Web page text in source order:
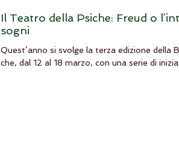
Il Teatro della Psiche: Freud o
sogni
Quest’anno si svolge la terza edizione della
che, dal 12 al 18 marzo, con una serie di